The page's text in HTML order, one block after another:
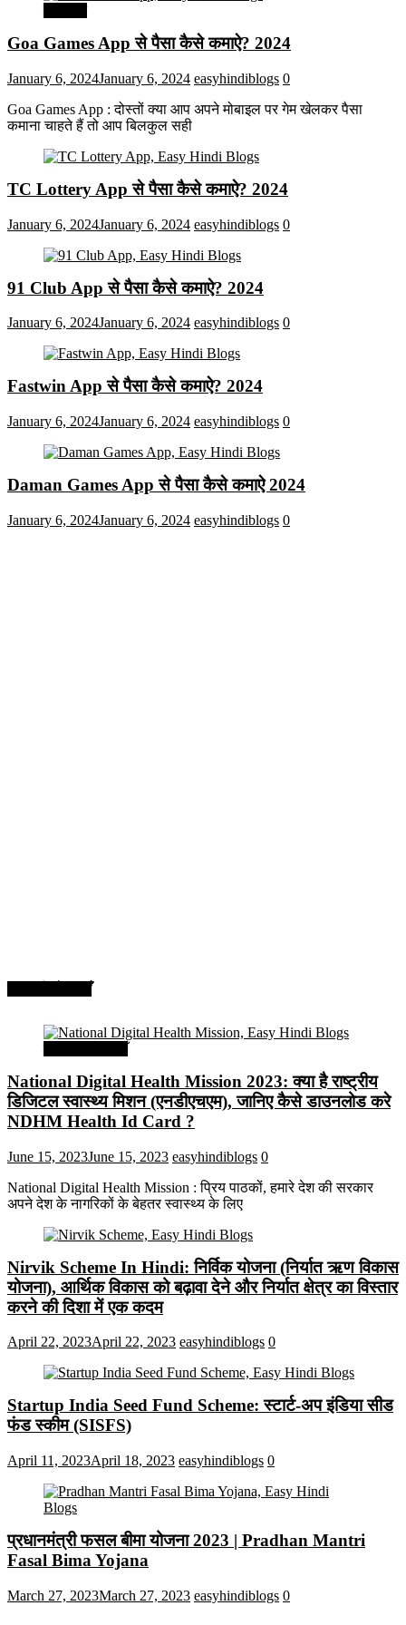
Goa Games App से पैसा कैसे कमाऐ? 2024
January 6, 2024January 6, 2024 easyhindiblogs 0
Goa Games App : दोस्तों क्या आप अपने मोबाइल पर गेम खेलकर पैसा
कमाना चाहते हैं तो आप बिलकुल सही
TC Lottery App से पैसा कैसे कमाऐ? 2024
January 6, 2024January 6, 2024 easyhindiblogs 0
91 Club App से पैसा कैसे कमाऐ? 2024
January 6, 2024January 6, 2024 easyhindiblogs 0
Fastwin App से पैसा कैसे कमाऐ? 2024
January 6, 2024January 6, 2024 easyhindiblogs 0
Daman Games App से पैसा कैसे कमाऐ 2024
January 6, 2024January 6, 2024 easyhindiblogs 0
National Digital Health Mission 2023: क्या है राष्ट्रीय
डिजिटल स्वास्थ्य मिशन (एनडीएचएम), जानिए कैसे डाउनलोड करे
NDHM Health Id Card ?
June 15, 2023June 15, 2023 easyhindiblogs 0
National Digital Health Mission : प्रिय पाठकों, हमारे देश की सरकार
अपने देश के नागरिकों के बेहतर स्वास्थ्य के लिए
Nirvik Scheme In Hindi: निर्विक योजना (निर्यात ऋण विकास
योजना), आर्थिक विकास को बढ़ावा देने और निर्यात क्षेत्र का विस्तार
करने की दिशा में एक कदम
April 22, 2023April 22, 2023 easyhindiblogs 0
Startup India Seed Fund Scheme: स्टार्ट-अप इंडिया सीड
फंड स्कीम (SISFS)
April 11, 2023April 18, 2023 easyhindiblogs 0
प्रधानमंत्री फसल बीमा योजना 2023 | Pradhan Mantri
Fasal Bima Yojana
March 27, 2023March 27, 2023 easyhindiblogs 0